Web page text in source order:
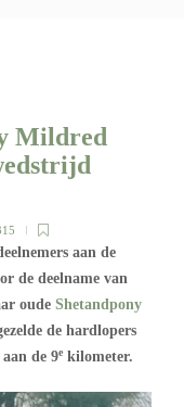
Mildred
aan de
de deelname van
oude Shetandpony
de hardlopers
de 9e kilometer.